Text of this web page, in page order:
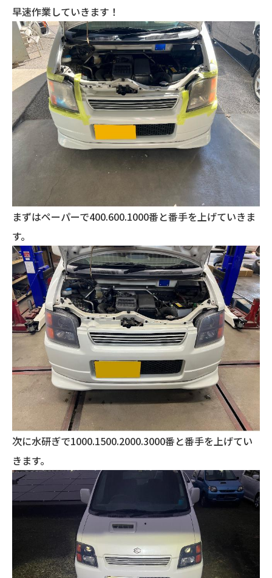
早速作業していきます！
まずはペーパーで400.600.1000番と番手を上げていきま
す。
次に水研ぎで1000.1500.2000.3000番と番手を上げてい
きます。